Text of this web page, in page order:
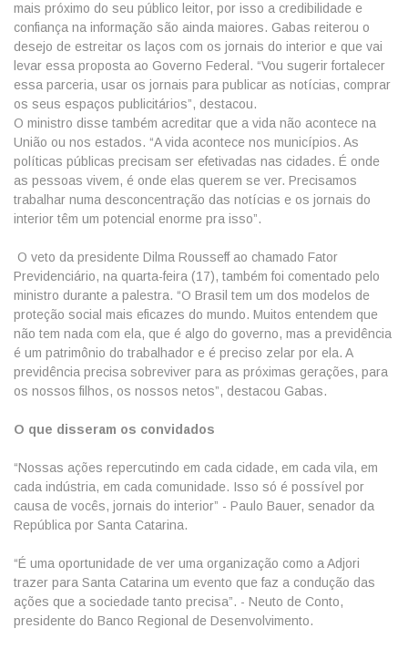
mais próximo do seu público leitor, por isso a credibilidade e
confiança na informação são ainda maiores. Gabas reiterou o
desejo de estreitar os laços com os jornais do interior e que vai
levar essa proposta ao Governo Federal. “Vou sugerir fortalecer
essa parceria, usar os jornais para publicar as notícias, comprar
os seus espaços publicitários”, destacou.
O ministro disse também acreditar que a vida não acontece na
União ou nos estados. “A vida acontece nos municípios. As
políticas públicas precisam ser efetivadas nas cidades. É onde
as pessoas vivem, é onde elas querem se ver. Precisamos
trabalhar numa desconcentração das notícias e os jornais do
interior têm um potencial enorme pra isso”.
O veto da presidente Dilma Rousseff ao chamado Fator
Previdenciário, na quarta-feira (17), também foi comentado pelo
ministro durante a palestra. “O Brasil tem um dos modelos de
proteção social mais eficazes do mundo. Muitos entendem que
não tem nada com ela, que é algo do governo, mas a previdência
é um patrimônio do trabalhador e é preciso zelar por ela. A
previdência precisa sobreviver para as próximas gerações, para
os nossos filhos, os nossos netos”, destacou Gabas.
O que disseram os convidados
“Nossas ações repercutindo em cada cidade, em cada vila, em
cada indústria, em cada comunidade. Isso só é possível por
causa de vocês, jornais do interior” - Paulo Bauer, senador da
República por Santa Catarina.
“É uma oportunidade de ver uma organização como a Adjori
trazer para Santa Catarina um evento que faz a condução das
ações que a sociedade tanto precisa”. - Neuto de Conto,
presidente do Banco Regional de Desenvolvimento.